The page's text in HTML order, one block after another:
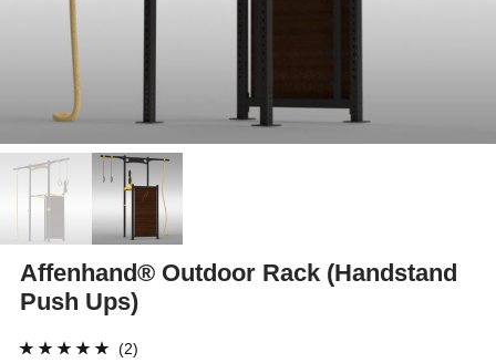
Affenhand® Outdoor Rack (Handstand
Push Ups)
(2)